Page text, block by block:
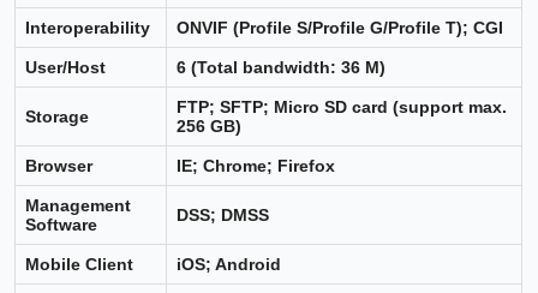
Interoperability ONVIF (Profile S/Profile G/Profile T); CGI
User/Host 6 (Total bandwidth: 36 M)
Storage
FTP; SFTP; Micro SD card (support max.
256 GB)
Browser IE; Chrome; Firefox
Management
Software
DSS; DMSS
Mobile Client iOS; Android